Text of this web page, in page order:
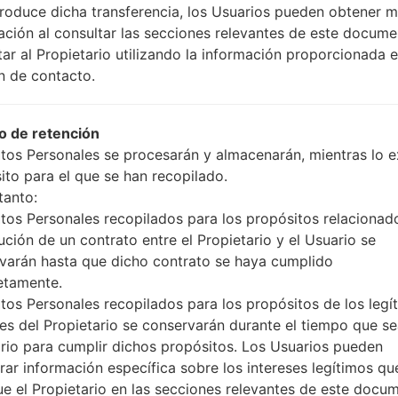
dicha transferencia, los Usuarios pueden obtener
al consultar las secciones relevantes de este
al Propietario utilizando la información proporcionada
de contacto.
de retención
Personales se procesarán y almacenarán, mientras lo
para el que se han recopilado.
Personales recopilados para los propósitos
de un contrato entre el Propietario y el Usuario se
hasta que dicho contrato se haya cumplido
Personales recopilados para los propósitos de los
del Propietario se conservarán durante el tiempo que
para cumplir dichos propósitos. Los Usuarios pueden
información específica sobre los intereses legítimos
el Propietario en las secciones relevantes de este